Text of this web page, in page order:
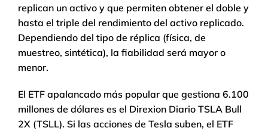
replican un activo y que permiten obtener el doble y
hasta el triple del rendimiento del activo replicado.
Dependiendo del tipo de réplica (física, de
muestreo, sintética), la fiabilidad será mayor o
menor.
El ETF apalancado más popular que gestiona 6.100
millones de dólares es el Direxion Diario TSLA Bull
2X (TSLL). Si las acciones de Tesla suben, el ETF